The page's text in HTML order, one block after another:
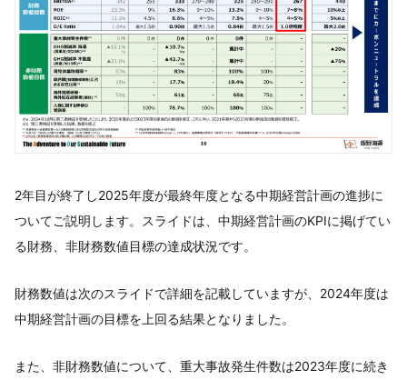
2年目が終了し2025年度が最終年度となる中期経営計画の進捗に
ついてご説明します。スライドは、中期経営計画のKPIに掲げてい
る財務、非財務数値目標の達成状況です。
財務数値は次のスライドで詳細を記載していますが、2024年度は
中期経営計画の目標を上回る結果となりました。
また、非財務数値について、重大事故発生件数は2023年度に続き